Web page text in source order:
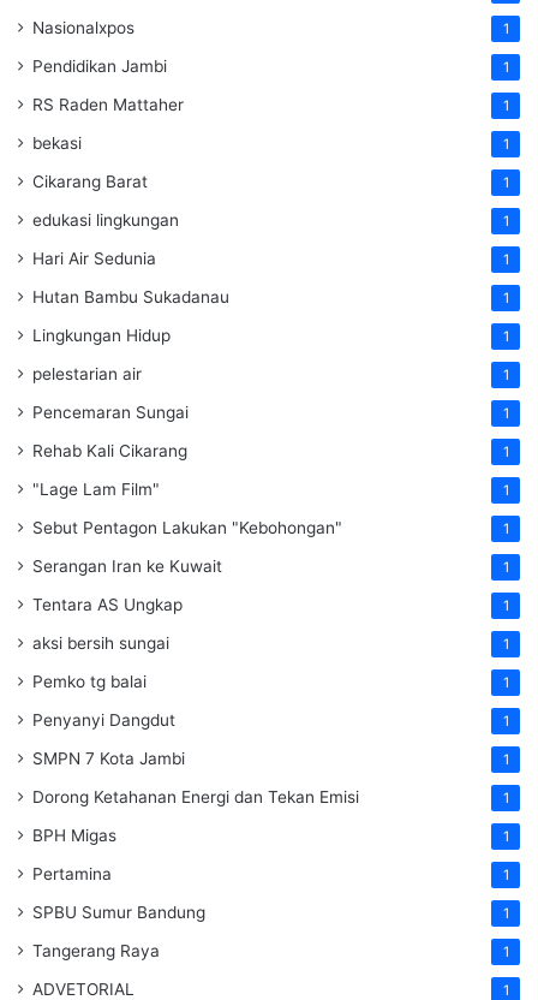
Nasionalxpos 1
Pendidikan Jambi 1
RS Raden Mattaher 1
bekasi 1
Cikarang Barat 1
edukasi lingkungan 1
Hari Air Sedunia 1
Hutan Bambu Sukadanau 1
Lingkungan Hidup 1
pelestarian air 1
Pencemaran Sungai 1
Rehab Kali Cikarang 1
"Lage Lam Film" 1
Sebut Pentagon Lakukan "Kebohongan" 1
Serangan Iran ke Kuwait 1
Tentara AS Ungkap 1
aksi bersih sungai 1
Pemko tg balai 1
Penyanyi Dangdut 1
SMPN 7 Kota Jambi 1
Dorong Ketahanan Energi dan Tekan Emisi 1
BPH Migas 1
Pertamina 1
SPBU Sumur Bandung 1
Tangerang Raya 1
ADVETORIAL 1